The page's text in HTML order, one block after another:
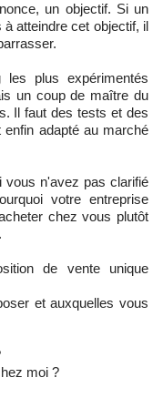
un objectif. Si un
atteindre cet objectif, il
les plus expérimentés
un coup de maître du
Il faut des tests et des
adapté au marché
vous n'avez pas clarifié
votre entreprise
chez vous plutôt
de vente unique
et auxquelles vous
moi ?